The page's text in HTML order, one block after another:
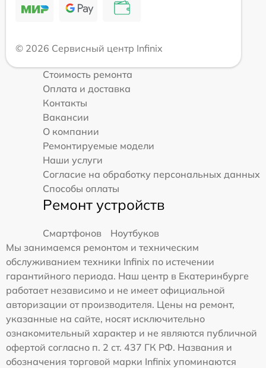
© 2026 Сервисный центр Infinix
Стоимость ремонта
Оплата и доставка
Контакты
Вакансии
О компании
Ремонтируемые модели
Наши услуги
Согласие на обработку персональных данных
Способы оплаты
Ремонт устройств
Смартфонов
Ноутбуков
Мы занимаемся ремонтом и техническим
обслуживанием техники Infinix по истечении
гарантийного периода. Наш центр в Екатеринбурге
работает независимо и не имеет официальной
авторизации от производителя. Цены на ремонт,
указанные на сайте, носят исключительно
ознакомительный характер и не являются публичной
офертой согласно п. 2 ст. 437 ГК РФ. Названия и
обозначения торговой марки Infinix упоминаются